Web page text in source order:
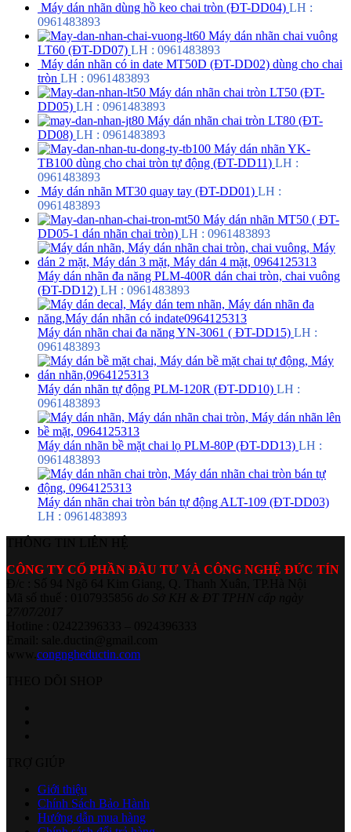
Máy dán nhãn dùng hồ keo chai tròn (ĐT-DD04) LH :
0961483893
Máy dán nhãn chai vuông
LT60 (ĐT-DD07) LH : 0961483893
Máy dán nhãn có in date MT50D (ĐT-DD02) dùng cho chai
tròn LH : 0961483893
Máy dán nhãn chai tròn LT50 (ĐT-
DD05) LH : 0961483893
Máy dán nhãn chai tròn LT80 (ĐT-
DD08) LH : 0961483893
Máy dán nhãn YK-
TB100 dùng cho chai tròn tự động (ĐT-DD11) LH :
0961483893
Máy dán nhãn MT30 quay tay (ĐT-DD01) LH :
0961483893
Máy dán nhãn MT50 ( ĐT-
DD05-1 dán nhãn chai tròn) LH : 0961483893
Máy dán nhãn đa năng PLM-400R dán chai tròn, chai vuông
(ĐT-DD12) LH : 0961483893
Máy dán nhãn chai đa năng YN-3061 ( ĐT-DD15) LH :
0961483893
Máy dán nhãn tự động PLM-120R (ĐT-DD10) LH :
0961483893
Máy dán nhãn bề mặt chai lọ PLM-80P (ĐT-DD13) LH :
0961483893
Máy dán nhãn chai tròn bán tự động ALT-109 (ĐT-DD03)
LH : 0961483893
CÔNG TY CỔ PHẦN ĐẦU TƯ VÀ CÔNG NGHỆ ĐỨC TÍN
congngheductin.com
Giới thiệu
Chính Sách Bảo Hành
Hướng dẫn mua hàng